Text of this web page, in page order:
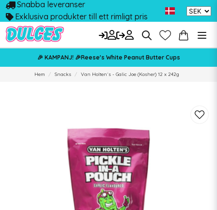
Snabba leveranser
Exklusiva produkter till ett rimligt pris
🎉 KAMPANJ! 🎉Reese's White Peanut Butter Cups
Hem Snacks Van Holten´s - Galic Joe (Kosher) 12 x 242g